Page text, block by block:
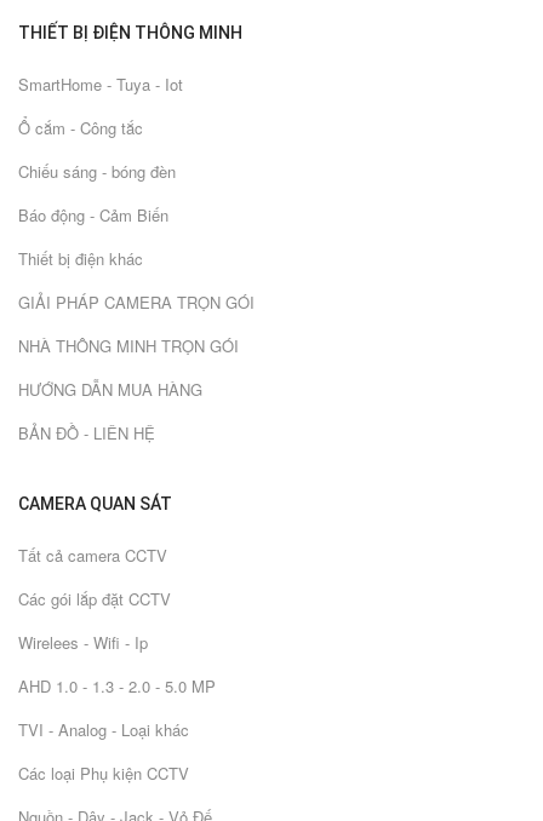
THIẾT BỊ ĐIỆN THÔNG MINH
SmartHome - Tuya - Iot
Ổ cắm - Công tắc
Chiếu sáng - bóng đèn
Báo động - Cảm Biến
Thiết bị điện khác
GIẢI PHÁP CAMERA TRỌN GÓI
NHÀ THÔNG MINH TRỌN GÓI
HƯỚNG DẪN MUA HÀNG
BẢN ĐỒ - LIÊN HỆ
CAMERA QUAN SÁT
Tất cả camera CCTV
Các gói lắp đặt CCTV
Wirelees - Wifi - Ip
AHD 1.0 - 1.3 - 2.0 - 5.0 MP
TVI - Analog - Loại khác
Các loại Phụ kiện CCTV
Nguồn - Dây - Jack - Vỏ Đế